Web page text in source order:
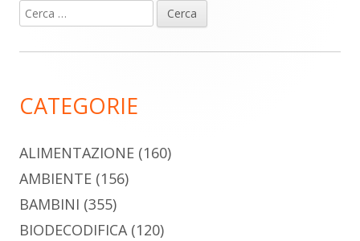
Barra
laterale
Ricerca
per:
CATEGORIE
ALIMENTAZIONE (160)
AMBIENTE (156)
BAMBINI (355)
BIODECODIFICA(120)